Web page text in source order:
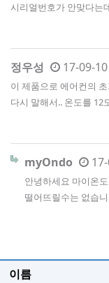
시리얼번호가 안맞다는
정우성 17-09-
이 제품으로 에어컨의
다시 말해서.. 온도를 12
myOndo
안녕하세요 마이온
떨어뜨릴수는 없습
이름